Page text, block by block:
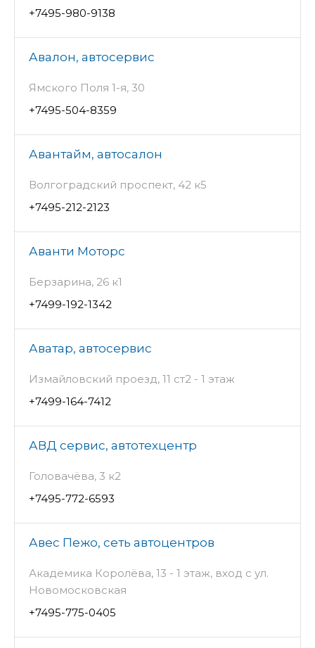
+7495-980-9138
Авалон, автосервис
Ямского Поля 1-я, 30
+7495-504-8359
Авантайм, автосалон
Волгоградский проспект, 42 к5
+7495-212-2123
Аванти Моторс
Берзарина, 26 к1
+7499-192-1342
Аватар, автосервис
Измайловский проезд, 11 ст2 - 1 этаж
+7499-164-7412
АВД сервис, автотехцентр
Головачёва, 3 к2
+7495-772-6593
Авес Пежо, сеть автоцентров
Академика Королёва, 13 - 1 этаж, вход с ул.
Новомосковская
+7495-775-0405